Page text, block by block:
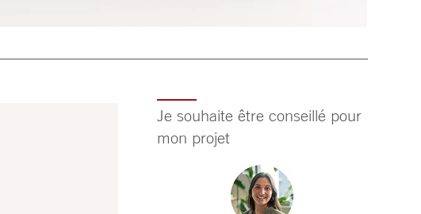
Je souhaite être conseillé pour
mon projet